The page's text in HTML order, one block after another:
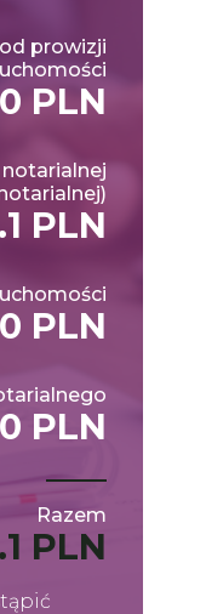
prowizji
PLN
PLN
PLN
PLN
Razem
PLN